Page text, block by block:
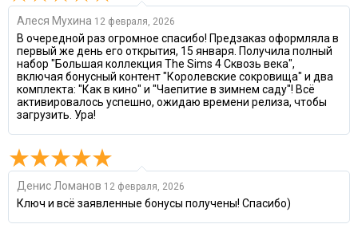
Алеся Мухина 12 февраля, 2026
В очередной раз огромное спасибо! Предзаказ оформляла в
первый же день его открытия, 15 января. Получила полный
набор "Большая коллекция The Sims 4 Сквозь века",
включая бонусный контент "Королевские сокровища" и два
комплекта: "Как в кино" и "Чаепитие в зимнем саду"! Всё
активировалось успешно, ожидаю времени релиза, чтобы
загрузить. Ура!
Денис Ломанов 12 февраля, 2026
Ключ и всё заявленные бонусы получены! Спасибо)